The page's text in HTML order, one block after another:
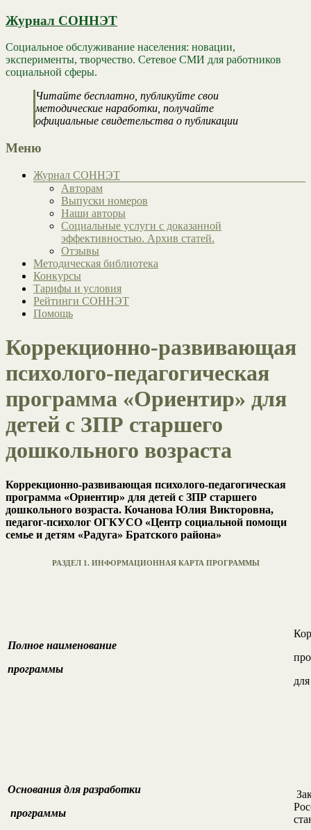
Журнал СОННЭТ
Социальное обслуживание населения: новации,
эксперименты, творчество. Сетевое СМИ для работников
социальной сферы.
Читайте бесплатно, публикуйте свои
методические наработки, получайте
официальные свидетельства о публикации
Меню
Журнал СОННЭТ
Авторам
Выпуски номеров
Наши авторы
Социальные услуги с доказанной
эффективностью. Архив статей.
Отзывы
Методическая библиотека
Конкурсы
Тарифы и условия
Рейтинги СОННЭТ
Помощь
Коррекционно-развивающая
психолого-педагогическая
программа «Ориентир» для
детей с ЗПР старшего
дошкольного возраста
Коррекционно-развивающая психолого-педагогическая
программа «Ориентир» для детей с ЗПР старшего
дошкольного возраста. Кочанова Юлия Викторовна,
педагог-психолог ОГКУСО «Центр социальной помощи
семье и детям «Радуга» Братского района»
РАЗДЕЛ 1. ИНФОРМАЦИОННАЯ КАРТА ПРОГРАММЫ
Полное наименование
программы
Основания для разработки
программы